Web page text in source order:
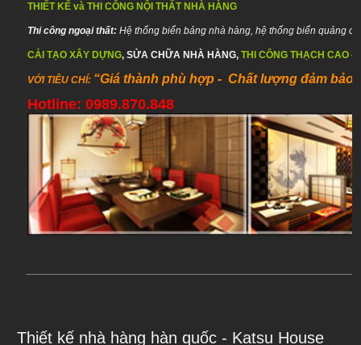
THIẾT KẾ và THI CÔNG NỘI THẤT NHÀ HÀNG
Thi công ngoại thất: Hệ thống biển bảng nhà hàng, hệ thống biển quảng
CẢI TẠO XÂY DỰNG, SỬA CHỮA NHÀ HÀNG, THI CÔNG THẠCH CAO –
VỚI TIÊU CHÍ: “Giá thành phù hợp - Chất lượng đảm
Hotline: 0989.870.848
Thiết kế nhà hàng hàn quốc - Katsu House